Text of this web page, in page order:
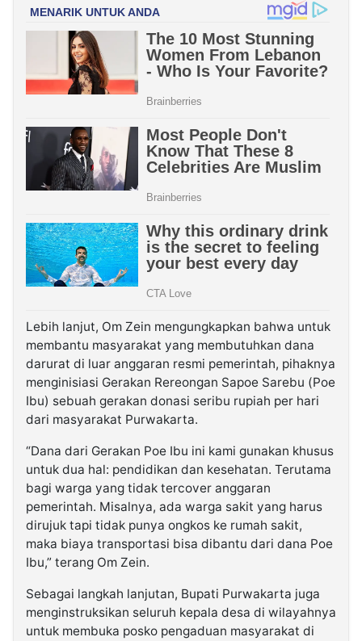
Lebih lanjut, Om Zein mengungkapkan bahwa untuk
membantu masyarakat yang membutuhkan dana
darurat di luar anggaran resmi pemerintah, pihaknya
menginisiasi Gerakan Rereongan Sapoe Sarebu (Poe
Ibu) sebuah gerakan donasi seribu rupiah per hari
dari masyarakat Purwakarta.
“Dana dari Gerakan Poe Ibu ini kami gunakan khusus
untuk dua hal: pendidikan dan kesehatan. Terutama
bagi warga yang tidak tercover anggaran
pemerintah. Misalnya, ada warga sakit yang harus
dirujuk tapi tidak punya ongkos ke rumah sakit,
maka biaya transportasi bisa dibantu dari dana Poe
Ibu,” terang Om Zein.
Sebagai langkah lanjutan, Bupati Purwakarta juga
menginstruksikan seluruh kepala desa di wilayahnya
untuk membuka posko pengaduan masyarakat di